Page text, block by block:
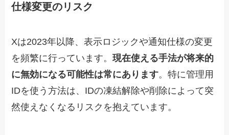
仕様変更のリスク
Xは2023年以降、表示ロジックや通知仕様の変更
を頻繁に行っています。現在使える手法が将来的
に無効になる可能性は常にあります。特に管理用
IDを使う方法は、IDの凍結解除や削除によって突
然使えなくなるリスクを抱えています。